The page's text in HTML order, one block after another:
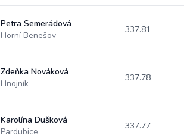
Petra Semerádová
Horní Benešov
337.81
Zdeňka Nováková
Hnojník
337.78
Karolína Dušková
Pardubice
337.77